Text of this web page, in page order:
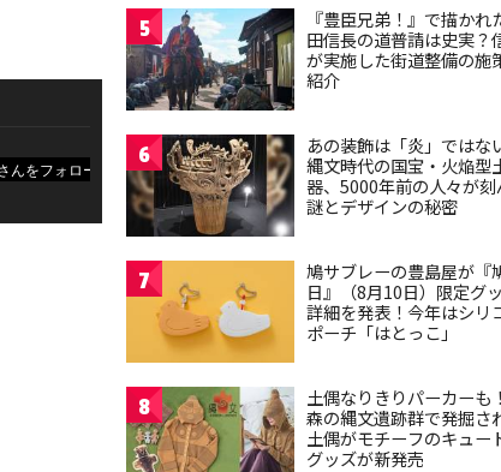
5
『豊臣兄弟！』で描かれ
田信長の道普請は史実？
が実施した街道整備の施
紹介
6
あの装飾は「炎」ではな
縄文時代の国宝・火焔型
器、5000年前の人々が刻
謎とデザインの秘密
7
鳩サブレーの豊島屋が『
日』（8月10日）限定グ
詳細を発表！今年はシリ
ポーチ「はとっこ」
8
土偶なりきりパーカーも
森の縄文遺跡群で発掘さ
土偶がモチーフのキュー
グッズが新発売